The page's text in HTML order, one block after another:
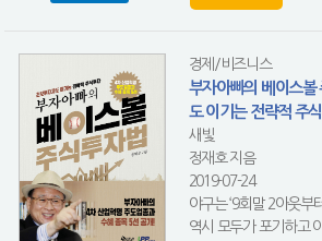
경제/비즈니스
부자아빠의 베이스볼
도 이기는 전략적 주
새빛
정재호 지음
2019-07-24
야구는 ‘9회말 2아웃부
역시 모두가 포기하고